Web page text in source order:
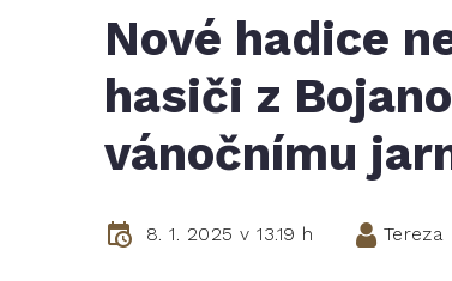
Nové hadice
hasiči z
vánočnímu
8. 1. 2025 v 13.19 h Tereza